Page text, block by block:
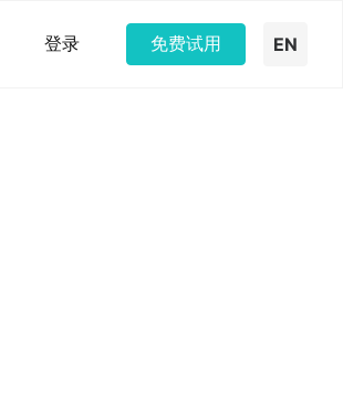
登录 免费试用 EN